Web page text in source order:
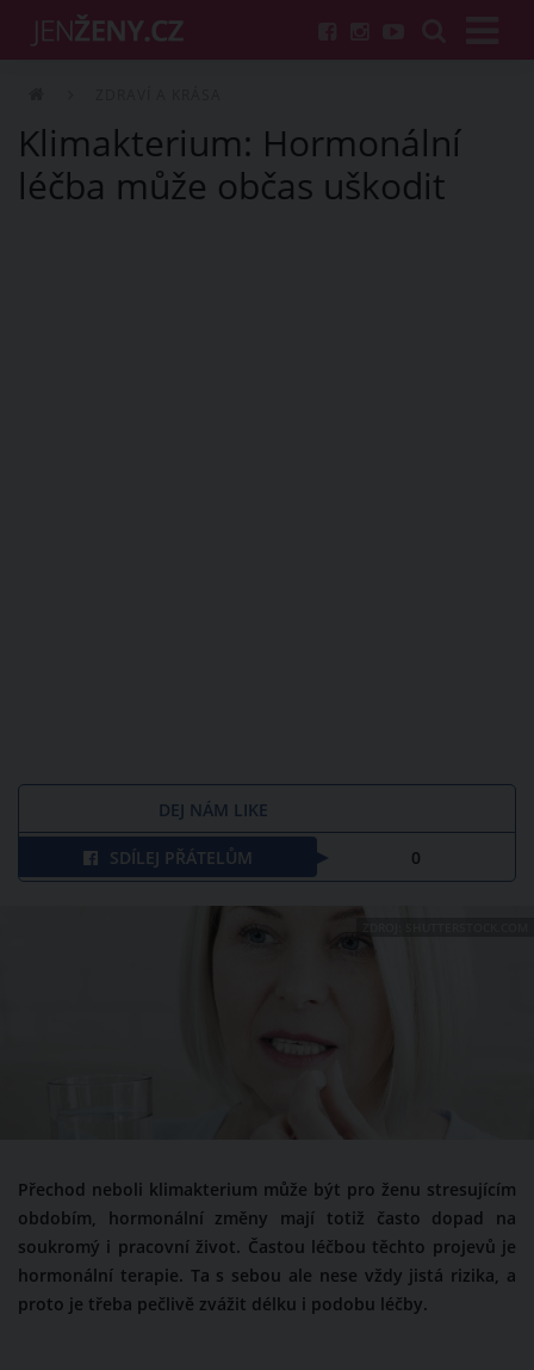
Klimakterium: Hormonální
léčba může občas uškodit
DEJ NÁM LIKE
SDÍLEJ PŘÁTELŮM 0
Přechod neboli klimakterium může být pro ženu stresujícím
obdobím, hormonální změny mají totiž často dopad na
soukromý i pracovní život. Častou léčbou těchto projevů je
hormonální terapie. Ta s sebou ale nese vždy jistá rizika, a
proto je třeba pečlivě zvážit délku i podobu léčby.